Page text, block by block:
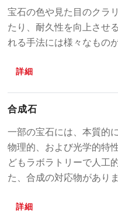
宝石の色や見た目のクラ
たり、耐久性を向上させ
れる手法には様々なもの
詳細
合成石
一部の宝石には、本質的
物理的、および光学的特
どもラボラトリーで人工
た、合成の対応物がありま
詳細